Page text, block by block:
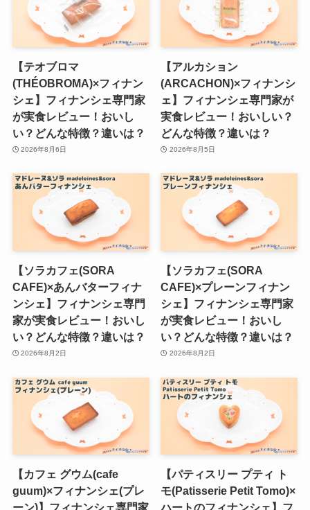
【テオブロマ
(THÉOBROMA)×フィナン
シェ】フィナンシェ専門家
が実食レビュー！おいし
い？どんな特徴？違いは？
2026年8月6日
【アルカション
(ARCACHON)×フィナンシ
ェ】フィナンシェ専門家が
実食レビュー！おいしい？
どんな特徴？違いは？
2026年8月5日
【ソラカフェ(SORA
CAFE)×あんバターフィナ
ンシェ】フィナンシェ専門
家が実食レビュー！おいし
い？どんな特徴？違いは？
2026年8月2日
【ソラカフェ(SORA
CAFE)×プレーンフィナン
シェ】フィナンシェ専門家
が実食レビュー！おいし
い？どんな特徴？違いは？
2026年8月2日
【カフェ グウム(cafe
guum)×フィナンシェ(プレ
ーン)】フィナンシェ専門家
【パティスリー プティ ト
モ(Patisserie Petit Tomo)×
ハートのフィナンシェ】フ